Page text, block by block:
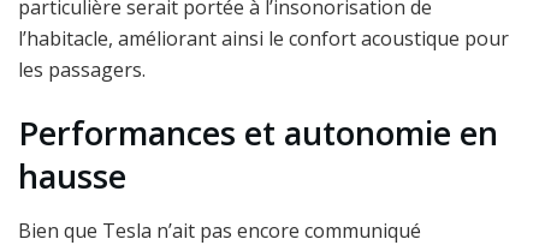
particulière serait portée à l’insonorisation de
l’habitacle, améliorant ainsi le confort acoustique pour
les passagers.
Performances et autonomie en
hausse
Bien que Tesla n’ait pas encore communiqué